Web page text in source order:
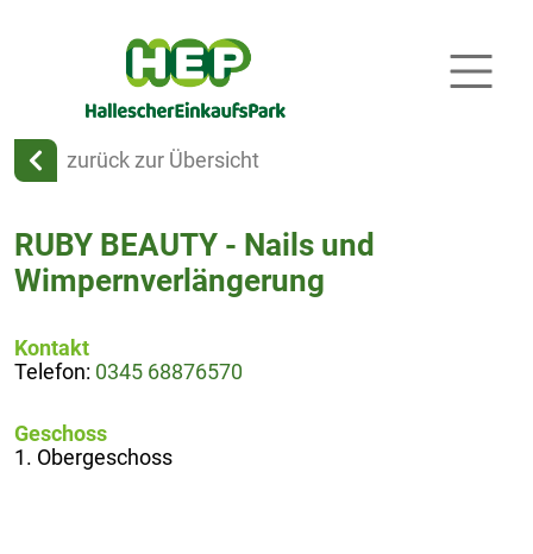
zurück zur Übersicht
RUBY BEAUTY - Nails und
Wimpernverlängerung
Kontakt
Telefon: 0345 68876570
Geschoss
1. Obergeschoss